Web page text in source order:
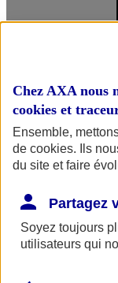
Faire une
Simulation
Chez AXA nous
cookies et
Ensemble,
de cookies. Ils
du site et faire
Partagez
Soyez toujours
utilisateurs qui